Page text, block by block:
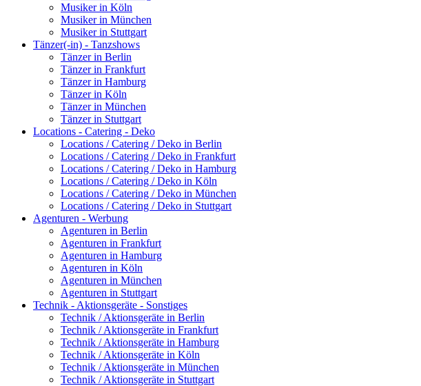
Musiker in Köln
Musiker in München
Musiker in Stuttgart
Tänzer(-in) - Tanzshows
Tänzer in Berlin
Tänzer in Frankfurt
Tänzer in Hamburg
Tänzer in Köln
Tänzer in München
Tänzer in Stuttgart
Locations - Catering - Deko
Locations / Catering / Deko in Berlin
Locations / Catering / Deko in Frankfurt
Locations / Catering / Deko in Hamburg
Locations / Catering / Deko in Köln
Locations / Catering / Deko in München
Locations / Catering / Deko in Stuttgart
Agenturen - Werbung
Agenturen in Berlin
Agenturen in Frankfurt
Agenturen in Hamburg
Agenturen in Köln
Agenturen in München
Agenturen in Stuttgart
Technik - Aktionsgeräte - Sonstiges
Technik / Aktionsgeräte in Berlin
Technik / Aktionsgeräte in Frankfurt
Technik / Aktionsgeräte in Hamburg
Technik / Aktionsgeräte in Köln
Technik / Aktionsgeräte in München
Technik / Aktionsgeräte in Stuttgart